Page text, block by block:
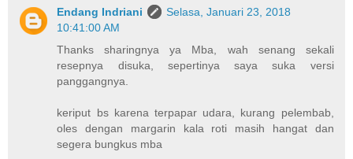
Endang Indriani
Selasa, Januari 23, 2018
10:41:00 AM
Thanks sharingnya ya Mba, wah senang sekali
resepnya disuka, sepertinya saya suka versi
panggangnya.
keriput bs karena terpapar udara, kurang pelembab,
oles dengan margarin kala roti masih hangat dan
segera bungkus mba